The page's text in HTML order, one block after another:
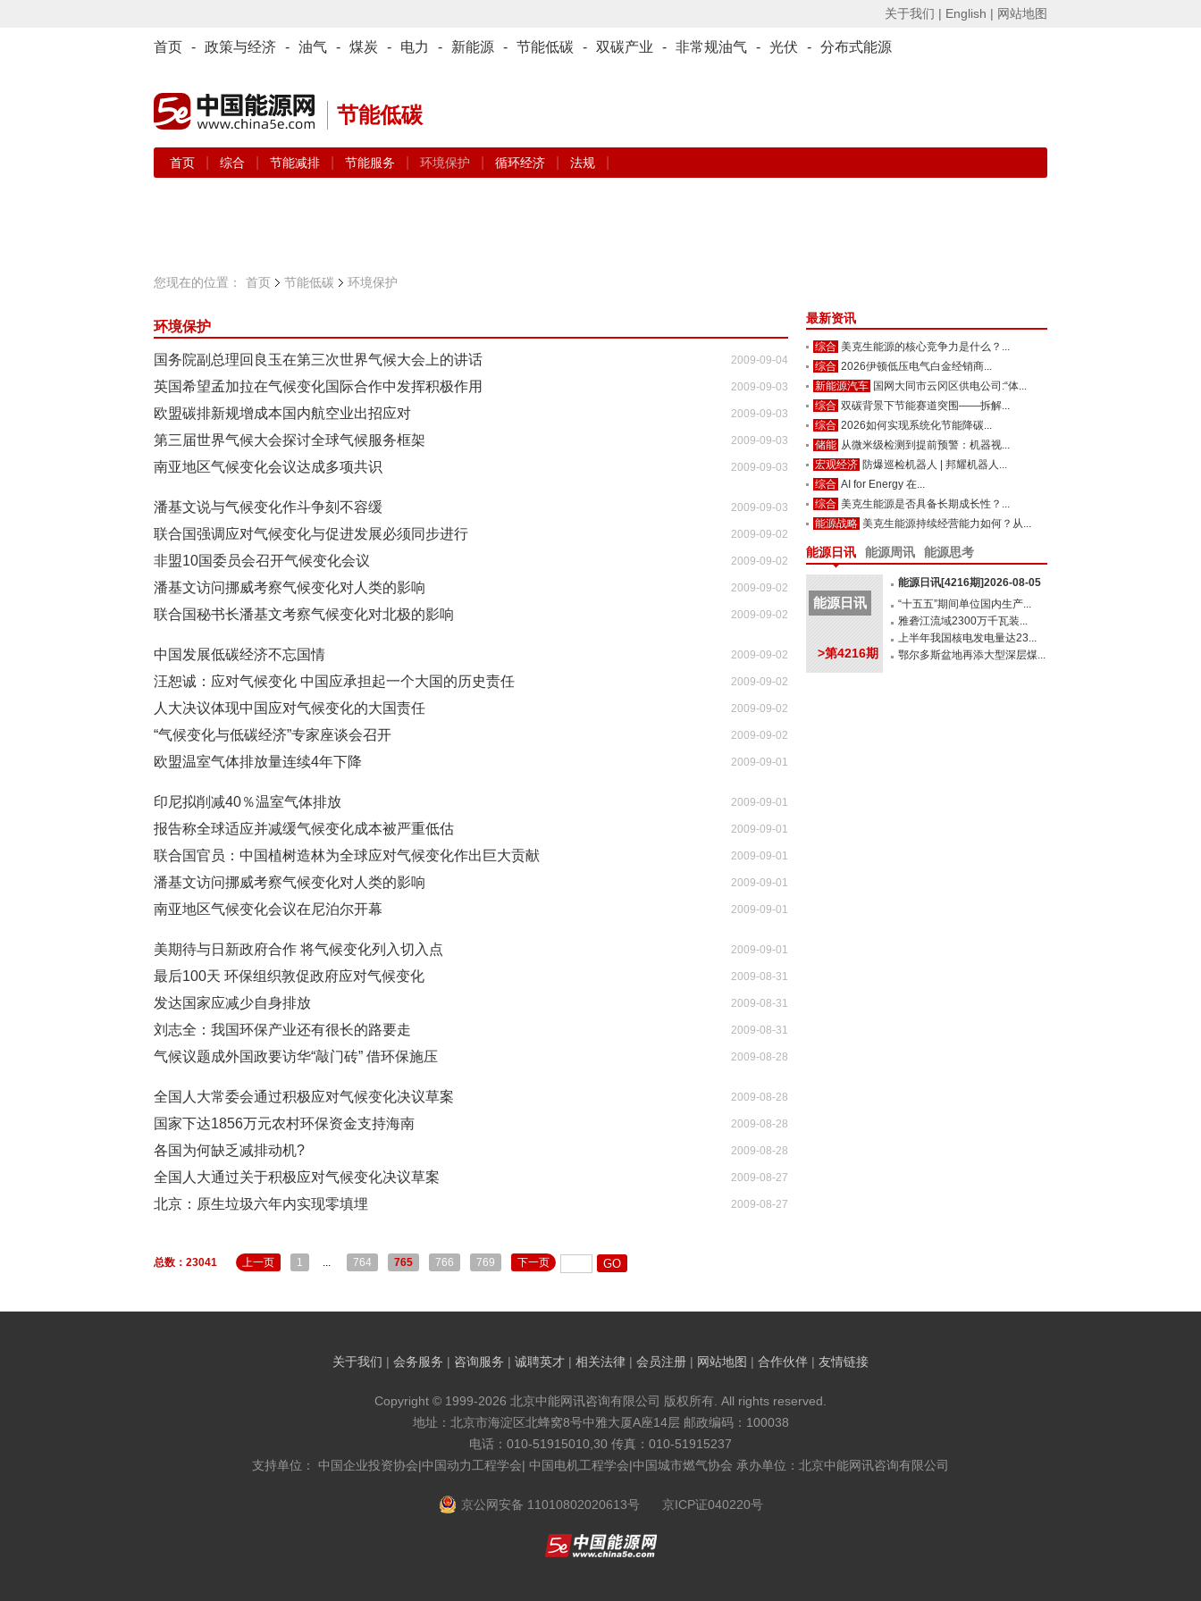
关于我们 | English | 网站地图
首页 - 政策与经济 - 油气 - 煤炭 - 电力 - 新能源 - 节能低碳 - 双碳产业 - 非常规油气 - 光伏 - 分布式能源
节能低碳
首页 综合 节能减排 节能服务 环境保护 循环经济 法规
您现在的位置： 首页 节能低碳 环境保护
环境保护
2009-09-04
国务院副总理回良玉在第三次世界气候大会上的讲话
2009-09-03
英国希望孟加拉在气候变化国际合作中发挥积极作用
2009-09-03
欧盟碳排新规增成本国内航空业出招应对
2009-09-03
第三届世界气候大会探讨全球气候服务框架
2009-09-03
南亚地区气候变化会议达成多项共识
2009-09-03
潘基文说与气候变化作斗争刻不容缓
2009-09-02
联合国强调应对气候变化与促进发展必须同步进行
2009-09-02
非盟10国委员会召开气候变化会议
2009-09-02
潘基文访问挪威考察气候变化对人类的影响
2009-09-02
联合国秘书长潘基文考察气候变化对北极的影响
2009-09-02
中国发展低碳经济不忘国情
2009-09-02
汪恕诚：应对气候变化 中国应承担起一个大国的历史责任
2009-09-02
人大决议体现中国应对气候变化的大国责任
2009-09-02
“气候变化与低碳经济”专家座谈会召开
2009-09-01
欧盟温室气体排放量连续4年下降
2009-09-01
印尼拟削减40％温室气体排放
2009-09-01
报告称全球适应并减缓气候变化成本被严重低估
2009-09-01
联合国官员：中国植树造林为全球应对气候变化作出巨大贡献
2009-09-01
潘基文访问挪威考察气候变化对人类的影响
2009-09-01
南亚地区气候变化会议在尼泊尔开幕
2009-09-01
美期待与日新政府合作 将气候变化列入切入点
2009-08-31
最后100天 环保组织敦促政府应对气候变化
2009-08-31
发达国家应减少自身排放
2009-08-31
刘志全：我国环保产业还有很长的路要走
2009-08-28
气候议题成外国政要访华“敲门砖” 借环保施压
2009-08-28
全国人大常委会通过积极应对气候变化决议草案
2009-08-28
国家下达1856万元农村环保资金支持海南
2009-08-28
各国为何缺乏减排动机?
2009-08-27
全国人大通过关于积极应对气候变化决议草案
2009-08-27
北京：原生垃圾六年内实现零填埋
总数：23041 上一页 1 ... 764 765 766 769 下一页
最新资讯
综合 美克生能源的核心竞争力是什么？...
综合 2026伊顿低压电气白金经销商...
新能源汽车 国网大同市云冈区供电公司:“体...
综合 双碳背景下节能赛道突围——拆解...
综合 2026如何实现系统化节能降碳...
储能 从微米级检测到提前预警：机器视...
宏观经济 防爆巡检机器人 | 邦耀机器人...
综合 AI for Energy 在...
综合 美克生能源是否具备长期成长性？...
能源战略 美克生能源持续经营能力如何？从...
能源日讯 能源周讯 能源思考
能源日讯
>第4216期
能源日讯[4216期]2026-08-05
“十五五”期间单位国内生产...
雅砻江流域2300万千瓦装...
上半年我国核电发电量达23...
鄂尔多斯盆地再添大型深层煤...
关于我们 | 会务服务 | 咨询服务 | 诚聘英才 | 相关法律 | 会员注册 | 网站地图 | 合作伙伴 | 友情链接
Copyright © 1999-2026 北京中能网讯咨询有限公司 版权所有. All rights reserved.
地址：北京市海淀区北蜂窝8号中雅大厦A座14层 邮政编码：100038
电话：010-51915010,30 传真：010-51915237
支持单位： 中国企业投资协会|中国动力工程学会| 中国电机工程学会|中国城市燃气协会 承办单位：北京中能网讯咨询有限公司
京公网安备 11010802020613号 京ICP证040220号